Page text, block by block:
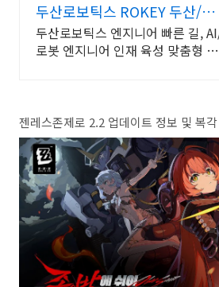
두산로보틱스 ROKEY 두산/미
국 기업 인턴쉽
두산로보틱스 엔지니어 빠른 길,
로봇 엔지니어 인재 육성 맞춤형 교
젠레스존제로 2.2 업데이트 정보 및 복